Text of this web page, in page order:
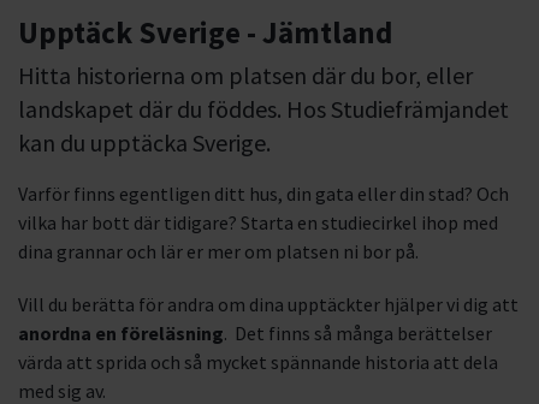
Upptäck Sverige - Jämtland
Hitta historierna om platsen där du bor, eller
landskapet där du föddes. Hos Studiefrämjandet
kan du upptäcka Sverige.
Varför finns egentligen ditt hus, din gata eller din stad? Och
vilka har bott där tidigare? Starta en studiecirkel ihop med
dina grannar och lär er mer om platsen ni bor på.
Vill du berätta för andra om dina upptäckter hjälper vi dig att
anordna en föreläsning. Det finns så många berättelser
värda att sprida och så mycket spännande historia att dela
med sig av.